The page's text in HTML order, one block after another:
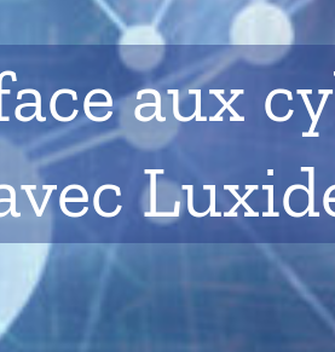
aux